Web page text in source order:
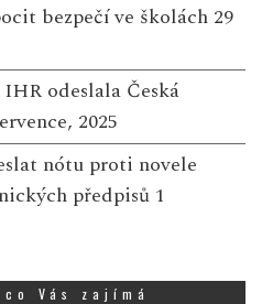
bezpečí ve školách 29
odeslala Česká
2025
nótu proti novele
předpisů 1
Vás zajímá